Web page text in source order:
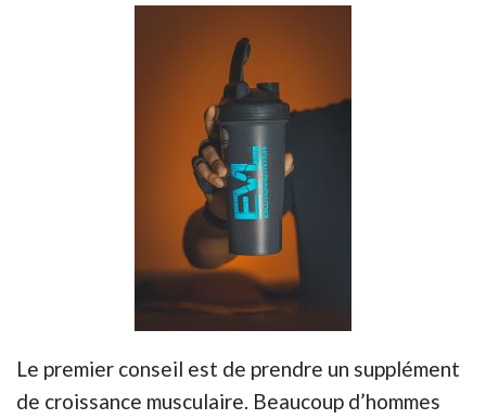
Le premier conseil est de prendre un supplément
de croissance musculaire. Beaucoup d’hommes